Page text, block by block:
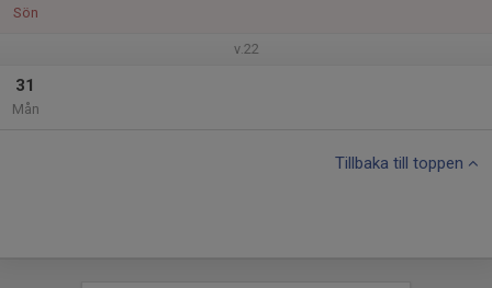
Sön
v.22
31
Mån
Tillbaka till toppen